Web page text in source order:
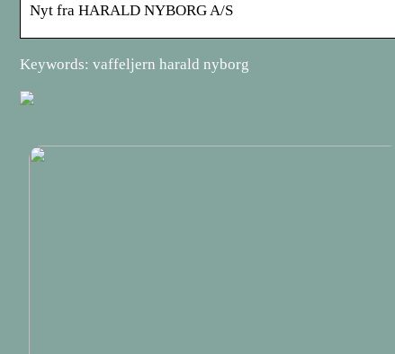
Nyt fra HARALD NYBORG A/S
Keywords: vaffeljern harald nyborg